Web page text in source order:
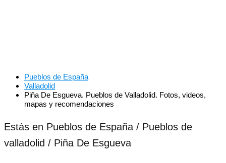
Pueblos de España
Valladolid
Piña De Esgueva. Pueblos de Valladolid. Fotos, videos,
mapas y recomendaciones
Estás en Pueblos de España / Pueblos de
valladolid / Piña De Esgueva